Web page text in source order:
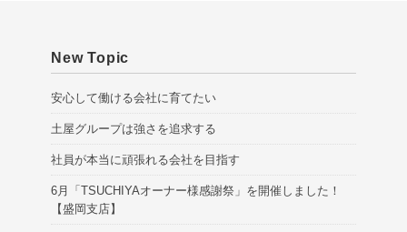
New Topic
安心して働ける会社に育てたい
土屋グループは強さを追求する
社員が本当に頑張れる会社を目指す
6月「TSUCHIYAオーナー様感謝祭」を開催しました！
【盛岡支店】